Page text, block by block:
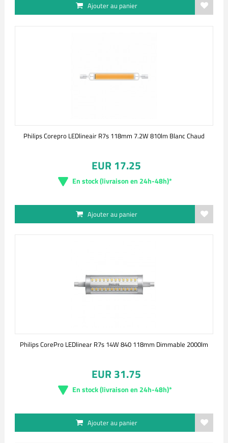
Ajouter au panier
Philips Corepro LEDlineair R7s 118mm 7.2W 810lm Blanc Chaud
EUR 17.25
En stock (livraison en 24h-48h)*
Ajouter au panier
Philips CorePro LEDlinear R7s 14W 840 118mm Dimmable 2000lm
EUR 31.75
En stock (livraison en 24h-48h)*
Ajouter au panier